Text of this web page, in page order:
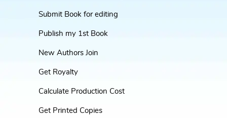
Submit Book for editing
Publish my 1st Book
New Authors Join
Get Royalty
Calculate Production Cost
Get Printed Copies